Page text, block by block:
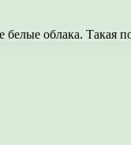
белые облака. Такая